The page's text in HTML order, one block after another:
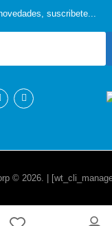
suscribete...
© 2026. |